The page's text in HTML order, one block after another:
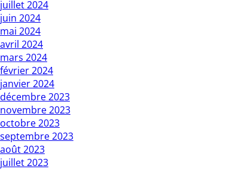
juillet 2024
juin 2024
mai 2024
avril 2024
mars 2024
février 2024
janvier 2024
décembre 2023
novembre 2023
octobre 2023
septembre 2023
août 2023
juillet 2023